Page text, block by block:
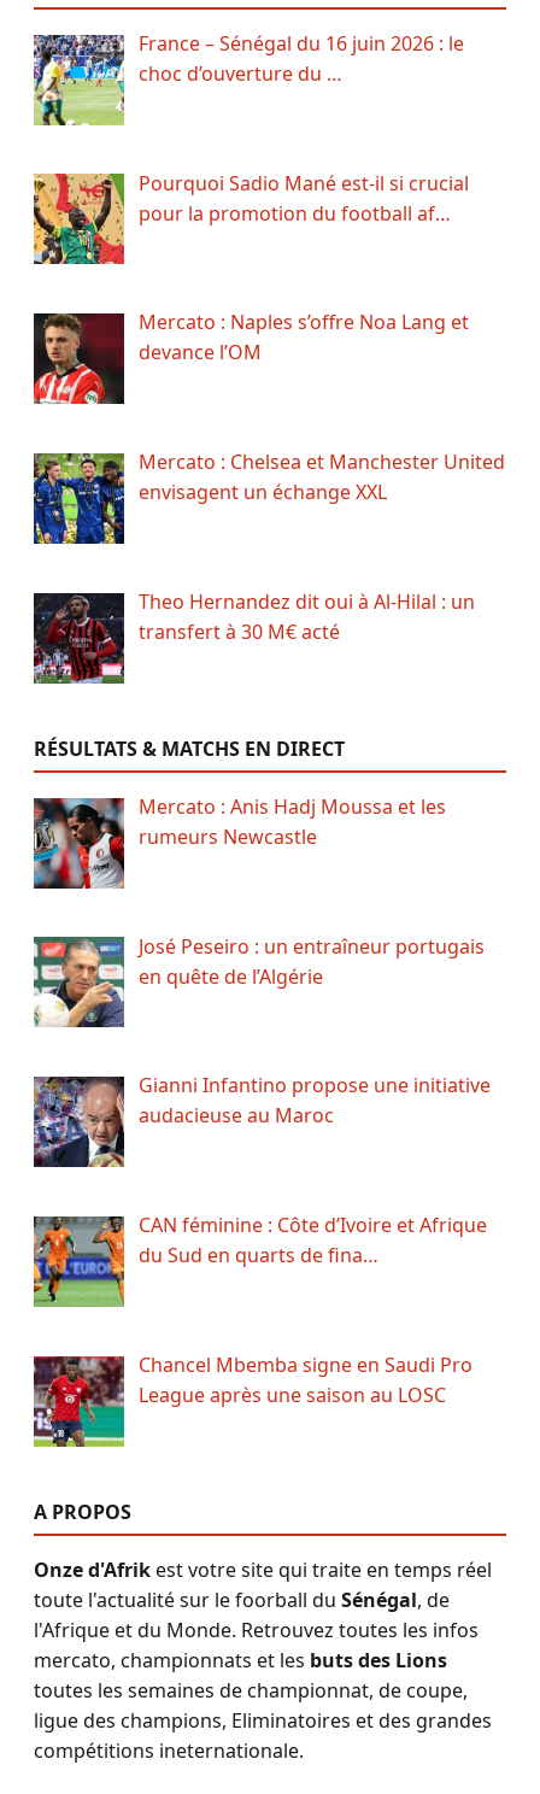
France – Sénégal du 16 juin 2026 : le
choc d’ouverture du …
Pourquoi Sadio Mané est-il si crucial
pour la promotion du football af…
Mercato : Naples s’offre Noa Lang et
devance l’OM
Mercato : Chelsea et Manchester United
envisagent un échange XXL
Theo Hernandez dit oui à Al-Hilal : un
transfert à 30 M€ acté
RÉSULTATS & MATCHS EN DIRECT
Mercato : Anis Hadj Moussa et les
rumeurs Newcastle
José Peseiro : un entraîneur portugais
en quête de l’Algérie
Gianni Infantino propose une initiative
audacieuse au Maroc
CAN féminine : Côte d’Ivoire et Afrique
du Sud en quarts de fina…
Chancel Mbemba signe en Saudi Pro
League après une saison au LOSC
A PROPOS
Onze d'Afrikest votre site qui traite en temps réel
toute l'actualité sur le foorball du Sénégal, de
l'Afrique et du Monde. Retrouvez toutes les infos
mercato, championnats et les buts des Lions
toutes les semaines de championnat, de coupe,
ligue des champions, Eliminatoires et des grandes
compétitions ineternationale.